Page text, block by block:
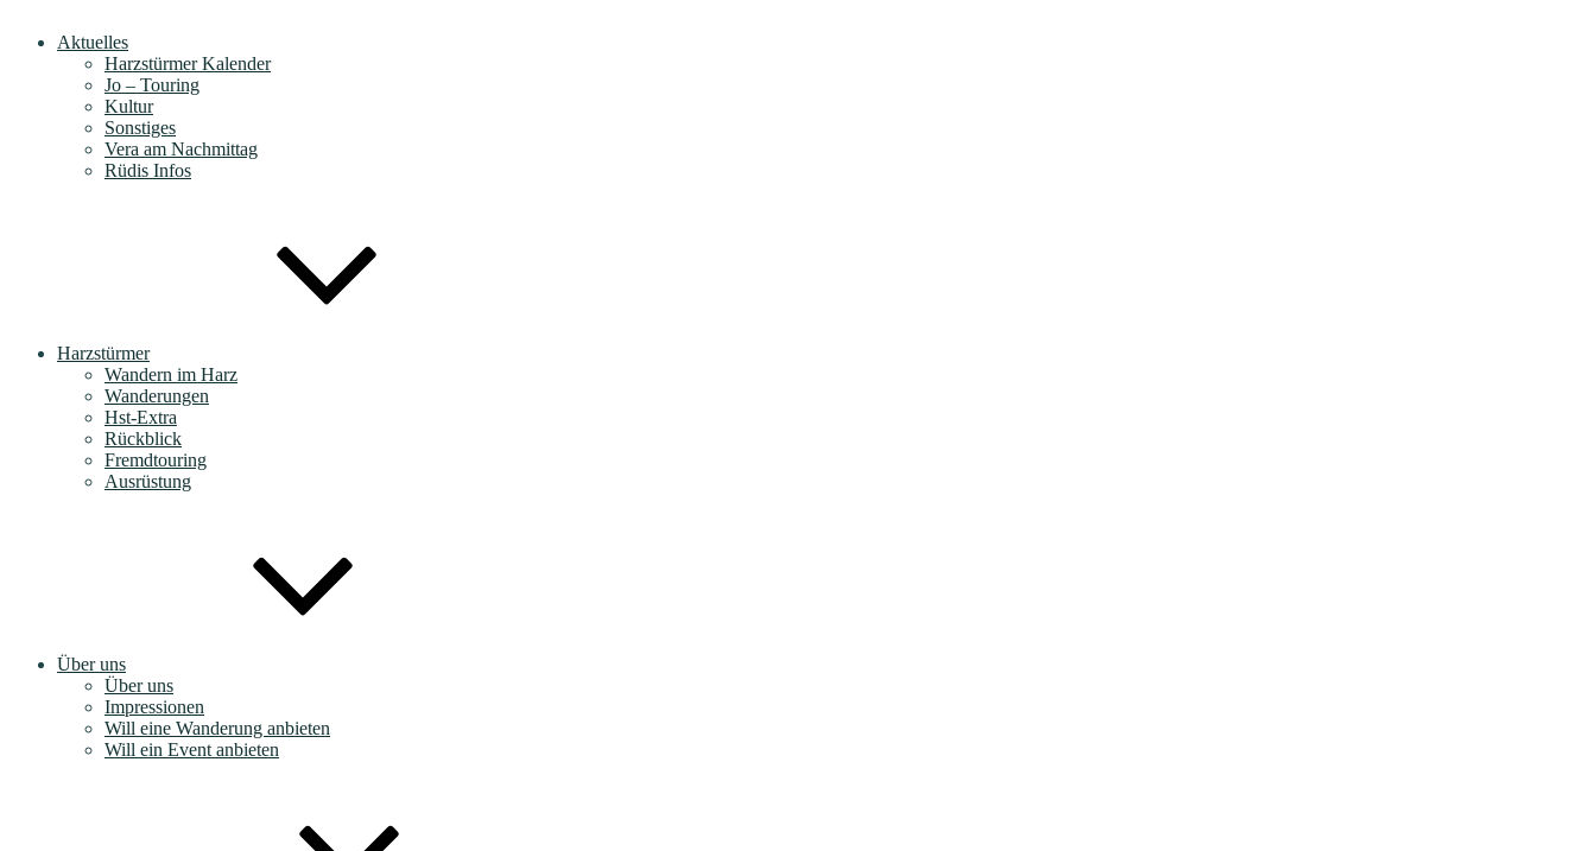
Aktuelles
Harzstürmer Kalender
Jo – Touring
Kultur
Sonstiges
Vera am Nachmittag
Rüdis Infos
Harzstürmer
Wandern im Harz
Wanderungen
Hst-Extra
Rückblick
Fremdtouring
Ausrüstung
Über uns
Über uns
Impressionen
Will eine Wanderung anbieten
Will ein Event anbieten